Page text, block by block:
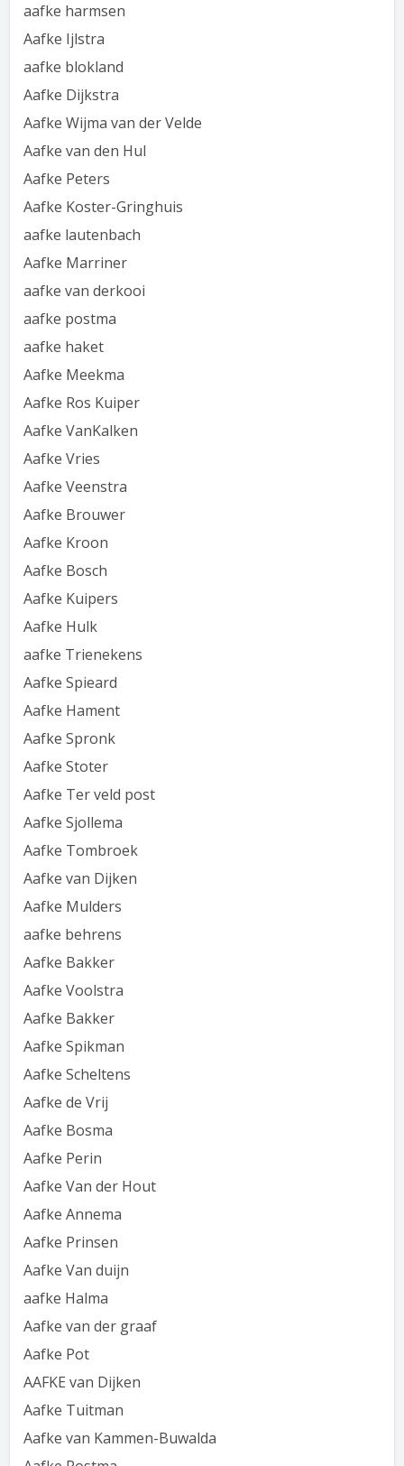
aafke harmsen
Aafke Ijlstra
aafke blokland
Aafke Dijkstra
Aafke Wijma van der Velde
Aafke van den Hul
Aafke Peters
Aafke Koster-Gringhuis
aafke lautenbach
Aafke Marriner
aafke van derkooi
aafke postma
aafke haket
Aafke Meekma
Aafke Ros Kuiper
Aafke VanKalken
Aafke Vries
Aafke Veenstra
Aafke Brouwer
Aafke Kroon
Aafke Bosch
Aafke Kuipers
Aafke Hulk
aafke Trienekens
Aafke Spieard
Aafke Hament
Aafke Spronk
Aafke Stoter
Aafke Ter veld post
Aafke Sjollema
Aafke Tombroek
Aafke van Dijken
Aafke Mulders
aafke behrens
Aafke Bakker
Aafke Voolstra
Aafke Bakker
Aafke Spikman
Aafke Scheltens
Aafke de Vrij
Aafke Bosma
Aafke Perin
Aafke Van der Hout
Aafke Annema
Aafke Prinsen
Aafke Van duijn
aafke Halma
Aafke van der graaf
Aafke Pot
AAFKE van Dijken
Aafke Tuitman
Aafke van Kammen-Buwalda